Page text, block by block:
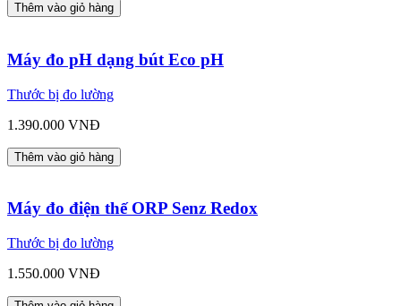
Thêm vào giỏ hàng
Máy đo pH dạng bút Eco pH
Thước bị đo lường
1.390.000 VNĐ
Thêm vào giỏ hàng
Máy đo điện thế ORP Senz Redox
Thước bị đo lường
1.550.000 VNĐ